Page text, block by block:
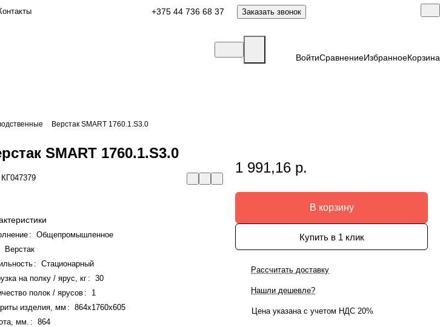
+375 44 736 68 37 Заказать звонок
ВойтиСравнениеИзбранноеКорзина
Верстак SMART 1760.1.S3.0
SMART 1760.1.S3.0
КГ047379
:
Общепромышленное
Верстак
:
Стационарный
на полку / ярус, кг:
30
полок / ярусов:
1
изделия, мм :
864x1760x605
мм. :
864
1 991,16 р.
В корзину
Купить в 1 клик
Рассчитать доставку
Нашли дешевле?
Цена указана с учетом НДС 20%